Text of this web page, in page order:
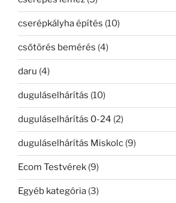
cserépkályha építés (10)
csőtörés bemérés (4)
daru (4)
duguláselhárítás (10)
duguláselhárítás 0-24 (2)
duguláselhárítás Miskolc (9)
Ecom Testvérek (9)
Egyéb kategória (3)